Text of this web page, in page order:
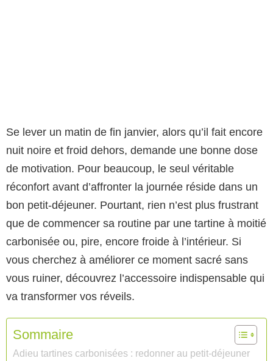
Se lever un matin de fin janvier, alors qu’il fait encore
nuit noire et froid dehors, demande une bonne dose
de motivation. Pour beaucoup, le seul véritable
réconfort avant d’affronter la journée réside dans un
bon petit-déjeuner. Pourtant, rien n’est plus frustrant
que de commencer sa routine par une tartine à moitié
carbonisée ou, pire, encore froide à l’intérieur. Si
vous cherchez à améliorer ce moment sacré sans
vous ruiner, découvrez l’accessoire indispensable qui
va transformer vos réveils.
Sommaire
Adieu tartines carbonisées : redonner au petit-déjeuner